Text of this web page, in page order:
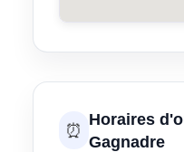
⏰ Horaires
Gagnadre